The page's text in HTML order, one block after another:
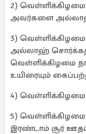
2)
அவர்களை அல்லாஹ்
3)
அல்லாஹ்
வெள்ளிக்கிழமை
உயிரையும்
4) வெள்ளிக்கிழமை
5)
இரண்டாம் சூர்